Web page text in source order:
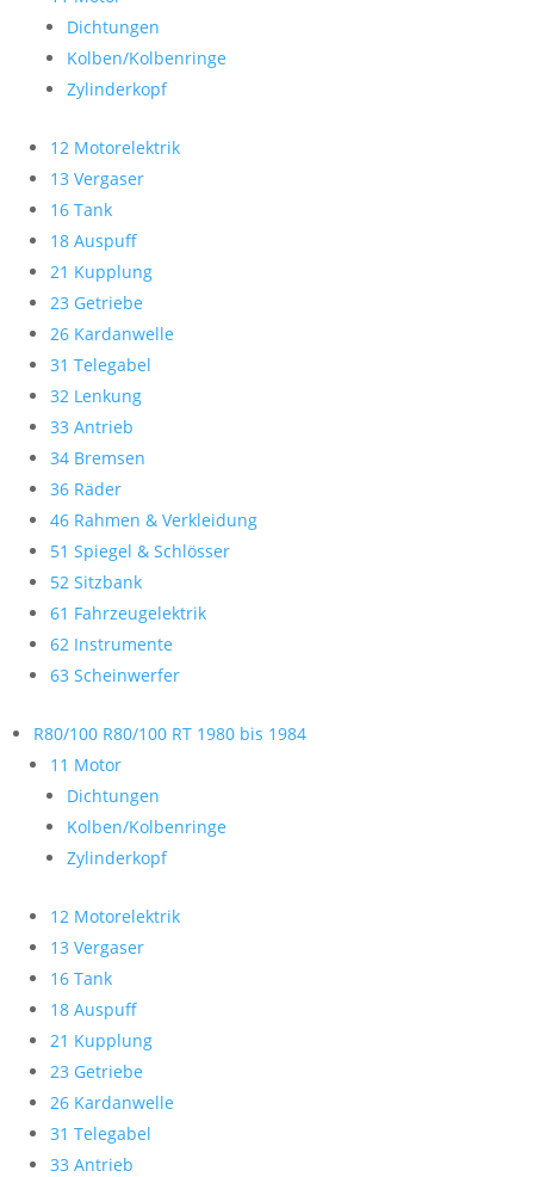
Dichtungen
Kolben/Kolbenringe
Zylinderkopf
12 Motorelektrik
13 Vergaser
16 Tank
18 Auspuff
21 Kupplung
23 Getriebe
26 Kardanwelle
31 Telegabel
32 Lenkung
33 Antrieb
34 Bremsen
36 Räder
46 Rahmen & Verkleidung
51 Spiegel & Schlösser
52 Sitzbank
61 Fahrzeugelektrik
62 Instrumente
63 Scheinwerfer
R80/100 R80/100 RT 1980 bis 1984
11 Motor
Dichtungen
Kolben/Kolbenringe
Zylinderkopf
12 Motorelektrik
13 Vergaser
16 Tank
18 Auspuff
21 Kupplung
23 Getriebe
26 Kardanwelle
31 Telegabel
33 Antrieb